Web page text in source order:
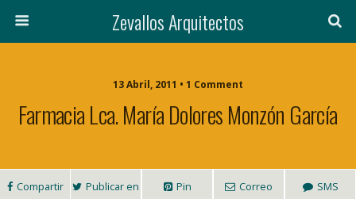
Zevallos Arquitectos
13 Abril, 2011 • 1 Comment
Farmacia Lca. María Dolores Monzón García
Compartir
Publicar en
Pin
Correo
SMS